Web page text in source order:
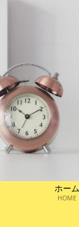
ホーム
HOME